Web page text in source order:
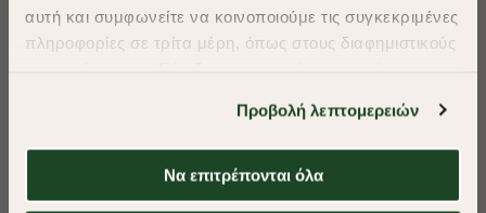
αυτή και συμφωνείτε να κοινοποιούμε τις συγκεκριμένες
πληροφορίες σε τρίτα μέρη, όπως στους διαφημιστικούς
απαιτούμενα cookies» και θα περιοριστούμε
στα cookies και τις τεχνολογίες που είναι απολύτως
απαραίτητα για την ασφαλή απόδοση και
λειτουργικότητα της ιστοσελίδας μας. Ωστόσο, λάβετε
Προβολή λεπτομερειών
Να επιτρέπονται όλα
-40%
SUMMER SALE